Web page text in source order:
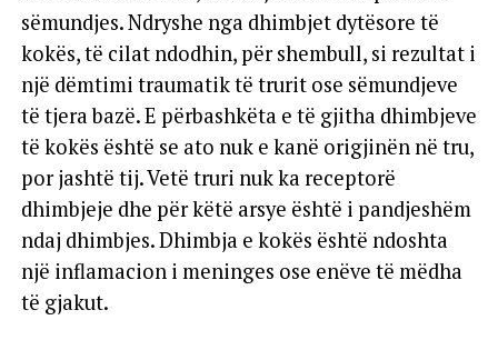
sëmundjes. Ndryshe nga dhimbjet dytësore të
kokës, të cilat ndodhin, për shembull, si rezultat i
një dëmtimi traumatik të trurit ose sëmundjeve
të tjera bazë. E përbashkëta e të gjitha dhimbjeve
të kokës është se ato nuk e kanë origjinën në tru,
por jashtë tij. Vetë truri nuk ka receptorë
dhimbjeje dhe për këtë arsye është i pandjeshëm
ndaj dhimbjes. Dhimbja e kokës është ndoshta
një inflamacion i meninges ose enëve të mëdha
të gjakut.